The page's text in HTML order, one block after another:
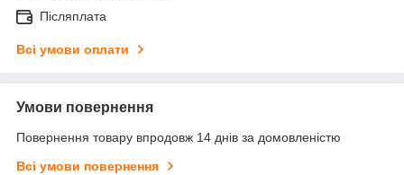
Післяплата
Всі умови оплати
Умови повернення
Повернення товару впродовж 14 днів за домовленістю
Всі умови повернення